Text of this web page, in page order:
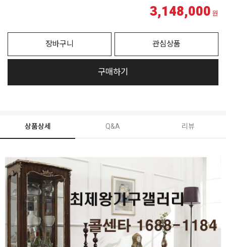
3,148,000 원
장바구니 관심상품
구매하기
상품상세 Q&A 리뷰